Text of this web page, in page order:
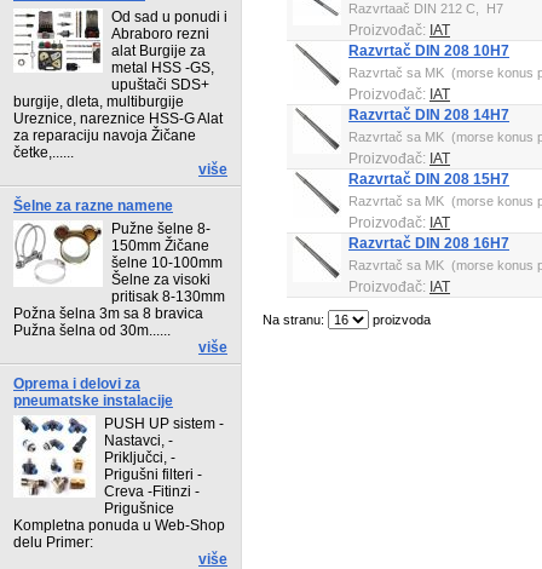
Od sad u ponudi i
Abraboro rezni
alat Burgije za
metal HSS -GS,
upuštači SDS+
burgije, dleta, multiburgije
Ureznice, nareznice HSS-G Alat
za reparaciju navoja Žičane
četke,......
više
Šelne za razne namene
Pužne šelne 8-
150mm Žičane
šelne 10-100mm
Šelne za visoki
pritisak 8-130mm
Požna šelna 3m sa 8 bravica
Pužna šelna od 30m......
više
Oprema i delovi za
pneumatske instalacije
PUSH UP sistem -
Nastavci, -
Priključci, -
Prigušni filteri -
Creva -Fitinzi -
Prigušnice
Kompletna ponuda u Web-Shop
delu Primer:
više
Razvrtaač DIN 212 C, H7
Proizvođač: IAT
Razvrtač DIN 208 10H7
Razvrtač sa MK (morse konus
Proizvođač: IAT
Razvrtač DIN 208 14H7
Razvrtač sa MK (morse konus
Proizvođač: IAT
Razvrtač DIN 208 15H7
Razvrtač sa MK (morse konus
Proizvođač: IAT
Razvrtač DIN 208 16H7
Razvrtač sa MK (morse konus
Proizvođač: IAT
Na stranu: proizvoda